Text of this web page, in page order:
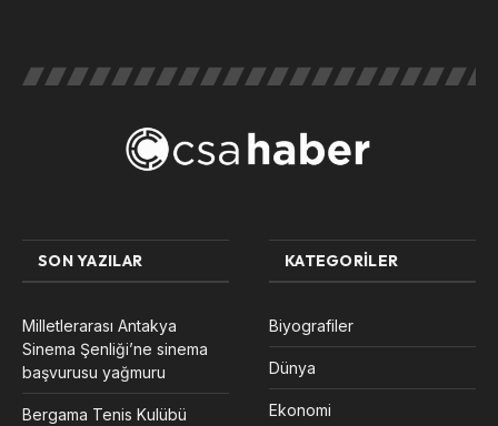
SON YAZILAR
Milletlerarası Antakya
Sinema Şenliği’ne sinema
başvurusu yağmuru
Bergama Tenis Kulübü
KATEGORILER
Biyografiler
Dünya
Ekonomi